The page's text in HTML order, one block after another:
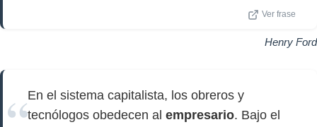
Ver frase
Henry Ford
En el sistema capitalista, los obreros y
tecnólogos obedecen al empresario. Bajo el